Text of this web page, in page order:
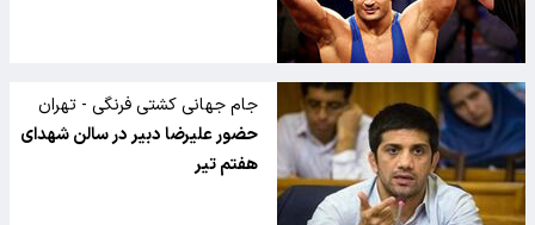
جام جهانی کشتی فرنگی - تهران
حضور علیرضا دبیر در سالن شهدای
هفتم تیر